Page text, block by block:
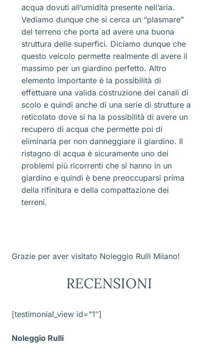
acqua dovuti all’umidità presente nell’aria.
Vediamo dunque che si cerca un “plasmare”
del terreno che porta ad avere una buona
struttura delle superfici. Diciamo dunque che
questo veicolo permette realmente di avere il
massimo per un giardino perfetto. Altro
elemento importante è la possibilità di
effettuare una valida costruzione dei canali di
scolo e quindi anche di una serie di strutture a
reticolato dove si ha la possibilità di avere un
recupero di acqua che permette poi di
eliminarla per non danneggiare il giardino. Il
ristagno di acqua è sicuramente uno dei
problemi più ricorrenti che si hanno in un
giardino e quindi è bene preoccuparsi prima
della rifinitura e della compattazione dei
terreni.
Grazie per aver visitato Noleggio Rulli Milano!
RECENSIONI
[testimonial_view id=”1″]
Noleggio Rulli